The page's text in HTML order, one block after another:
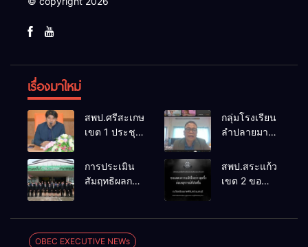
เรื่องมาใหม่
สพป.ศรีสะเกษ
เขต 1 ประชุม
จัดการ
แข่งขันงาน
ศิลปหัตถกรรม
74 ปีการ
ศึกษา 2569
กลุ่มโรงเรียน
ลำปลายมาศ
เคลื่อน RT,
NT, O-NET
การประเมิน
สัมฤทธิผลการ
ศึกษา
สพป.สระแก้ว
เขต 2 ขอ
OBEC EXECUTIVE NEWs